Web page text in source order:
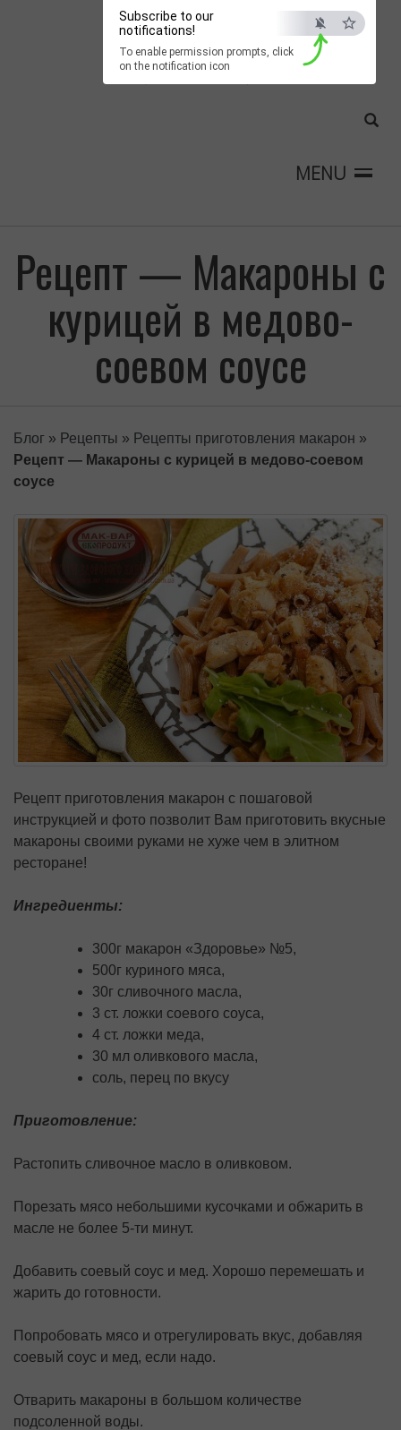
Subscribe to our
notifications!
To enable permission prompts, click
on the notification icon
MENU
Рецепт — Макароны с
курицей в медово-
соевом соусе
Блог » Рецепты » Рецепты приготовления макарон »
Рецепт — Макароны с курицей в медово-соевом
соусе
Рецепт приготовления макарон с пошаговой
инструкцией и фото позволит Вам приготовить вкусные
макароны своими руками не хуже чем в элитном
ресторане!
Ингредиенты:
300г макарон «Здоровье» №5,
500г куриного мяса,
30г сливочного масла,
3 ст. ложки соевого соуса,
4 ст. ложки меда,
30 мл оливкового масла,
соль, перец по вкусу
Приготовление:
Растопить сливочное масло в оливковом.
Порезать мясо небольшими кусочками и обжарить в
масле не более 5-ти минут.
Добавить соевый соус и мед. Хорошо перемешать и
жарить до готовности.
Попробовать мясо и отрегулировать вкус, добавляя
соевый соус и мед, если надо.
Отварить макароны в большом количестве
подсоленной воды.